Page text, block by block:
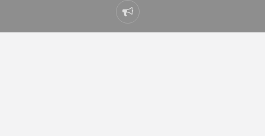
Laporkan
masalah